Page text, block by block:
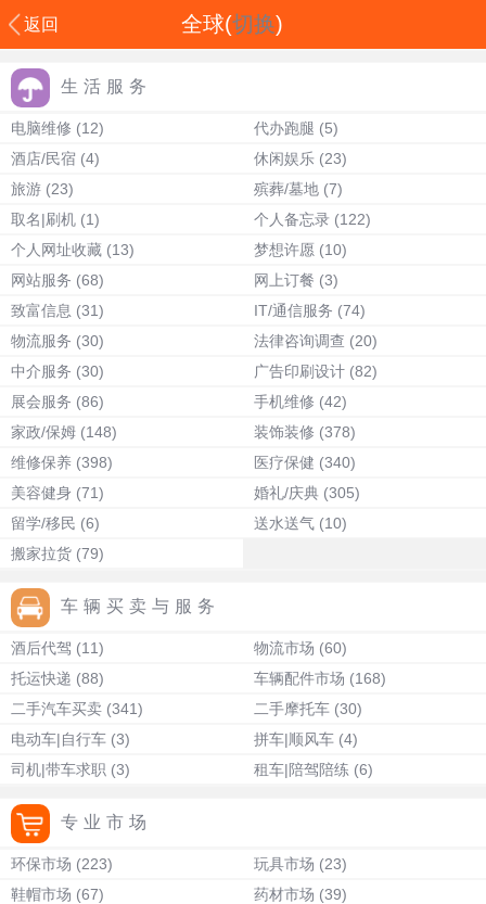
返回 全球(切换)
生活服务
电脑维修 (12) 代办跑腿 (5)
酒店/民宿 (4) 休闲娱乐 (23)
旅游 (23) 殡葬/墓地 (7)
取名|刷机 (1) 个人备忘录 (122)
个人网址收藏 (13) 梦想许愿 (10)
网站服务 (68) 网上订餐 (3)
致富信息 (31) IT/通信服务 (74)
物流服务 (30) 法律咨询调查 (20)
中介服务 (30) 广告印刷设计 (82)
展会服务 (86) 手机维修 (42)
家政/保姆 (148) 装饰装修 (378)
维修保养 (398) 医疗保健 (340)
美容健身 (71) 婚礼/庆典 (305)
留学/移民 (6) 送水送气 (10)
搬家拉货 (79)
车辆买卖与服务
酒后代驾 (11) 物流市场 (60)
托运快递 (88) 车辆配件市场 (168)
二手汽车买卖 (341) 二手摩托车 (30)
电动车|自行车 (3) 拼车|顺风车 (4)
司机|带车求职 (3) 租车|陪驾陪练 (6)
专业市场
环保市场 (223) 玩具市场 (23)
鞋帽市场 (67) 药材市场 (39)